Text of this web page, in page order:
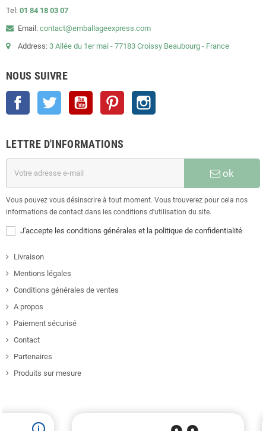
Tel: 01 84 18 03 07
Email: contact@emballageexpress.com
Address: 3 Allée du 1er mai - 77183 Croissy Beaubourg - France
NOUS SUIVRE
Facebook Twitter YouTube Pinterest
LETTRE D'INFORMATIONS
ok
Vous pouvez vous désinscrire à tout moment. Vous trouverez pour cela nos
informations de contact dans les conditions d'utilisation du site.
J'accepte les conditions générales et la politique de confidentialité
Livraison
Mentions légales
Conditions générales de ventes
A propos
Paiement sécurisé
Contact
Partenaires
Produits sur mesure